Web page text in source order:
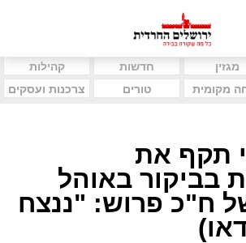
מגזין חדשות
קהילות
מקומית טורים צרכנות ועסקים
תקף את
בביקור באוהל
ח"כ פרוש: "ננצח